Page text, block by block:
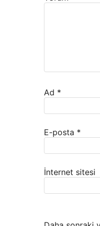
Ad *
E-posta *
İnternet sitesi